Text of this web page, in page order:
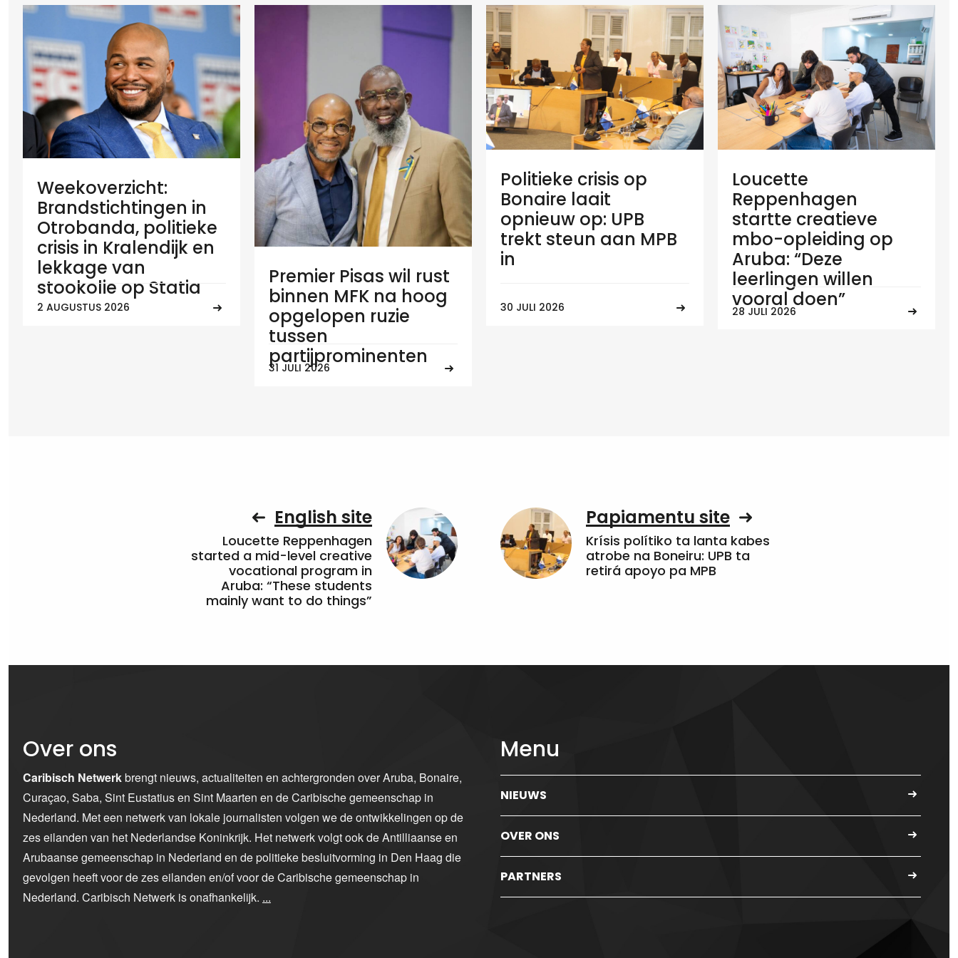
Weekoverzicht:
Brandstichtingen in
Otrobanda, politieke
crisis in Kralendijk en
lekkage van
stookolie op Statia
2 AUGUSTUS 2026
Premier Pisas wil rust
binnen MFK na hoog
opgelopen ruzie
tussen
partijprominenten
31 JULI 2026
Politieke crisis op
Bonaire laait
opnieuw op: UPB
trekt steun aan MPB
in
30 JULI 2026
Loucette
Reppenhagen
startte creatieve
mbo-opleiding op
Aruba: “Deze
leerlingen willen
vooral doen”
28 JULI 2026
English site
Loucette Reppenhagen
started a mid-level creative
vocational program in
Aruba: “These students
mainly want to do things”
Papiamentu site
Krísis polítiko ta lanta kabes
atrobe na Boneiru: UPB ta
retirá apoyo pa MPB
Over ons
Caribisch Netwerkbrengt nieuws, actualiteiten en achtergronden over Aruba, Bonaire,
Curaçao, Saba, Sint Eustatius en Sint Maarten en de Caribische gemeenschap in
Nederland. Met een netwerk van lokale journalisten volgen we de ontwikkelingen op de
zes eilanden van het Nederlandse Koninkrijk. Het netwerk volgt ook de Antilliaanse en
Arubaanse gemeenschap in Nederland en de politieke besluitvorming in Den Haag die
gevolgen heeft voor de zes eilanden en/of voor de Caribische gemeenschap in
Nederland. Caribisch Netwerk is onafhankelijk. ...
Menu
NIEUWS
OVER ONS
PARTNERS